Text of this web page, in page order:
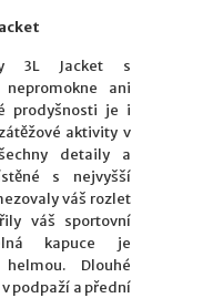
3L Jacket s
ani
prodyšnosti je i
aktivity v
detaily a
s nejvyšší
váš rozlet
váš sportovní
kapuce je
Dlouhé
podpaží a přední